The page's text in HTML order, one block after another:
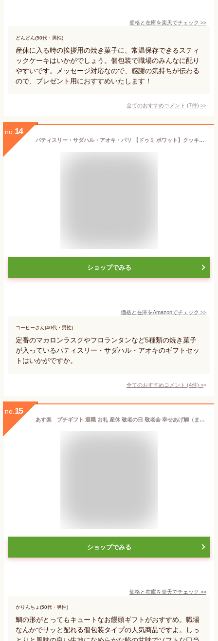
価格と在庫を楽天でチェック >>
どんどん(50代・男性)
産休に入る時の挨拶用の焼き菓子に、常温保存できるスティ
ックケーキはいかがでしょう。個包装で職場のみんなに配り
やすいです。メッセージ対応なので、感謝の気持ちが伝わる
ので、プレゼント用におすすめいたします！
全てのおすすめコメント (7件) >
no. 14
パティスリー・サダハル・アオキ・パリ 【ドゥミ ボワット】クッキー ギフト お菓子 焼き菓子 手提げ袋付き サダハルアオキ 母の日 入学祝い 就職祝い
ショップでみる
価格と在庫をAmazonでチェック >>
コーヒーさん(40代・男性)
定番のマカロンラスクやフロランタンなど5種類の焼き菓子
が入っているパティスリー・サダハル・アオキのギフトセッ
トはいかがですか。
全てのおすすめコメント (4件) >
no. 15
あす楽 プチギフト 退職 お礼 産休 敬老の日 敬老会 幸せあげ鯛（まんじゅう) おしゃれ メッセージ ありがとう 結婚式 退職 和菓子 和 プレゼント 二次会 正月 お配り 和菓子 めでタイ 鯛 景品 販促 お菓子 300円以下 200円以下 バレンタイン 和スイーツ
ショップでみる
価格と在庫を楽天でチェック >>
かりんちょ(50代・男性)
鯛の形がとってもキュートなお饅頭ギフトがおすすめ。職場
なんかでサッと配れる個包装タイプの人気商品ですよ。しっ